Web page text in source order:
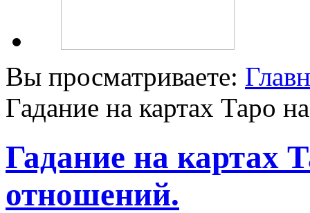
Вы просматриваете:
Гадание на картах Таро
Гадание на картах
отношений.